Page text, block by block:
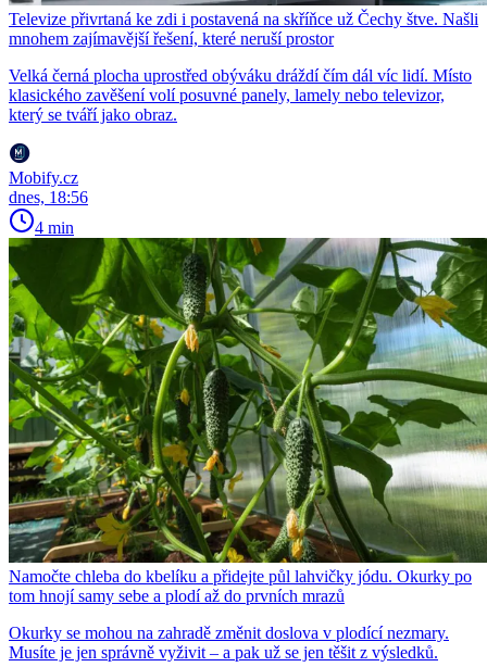
Televize přivrtaná ke zdi i postavená na skříňce už Čechy štve. Našli
mnohem zajímavější řešení, které neruší prostor
Velká černá plocha uprostřed obýváku dráždí čím dál víc lidí. Místo
klasického zavěšení volí posuvné panely, lamely nebo televizor,
který se tváří jako obraz.
Mobify.cz
dnes, 18:56
4 min
Namočte chleba do kbelíku a přidejte půl lahvičky jódu. Okurky po
tom hnojí samy sebe a plodí až do prvních mrazů
Okurky se mohou na zahradě změnit doslova v plodící nezmary.
Musíte je jen správně vyživit – a pak už se jen těšit z výsledků.